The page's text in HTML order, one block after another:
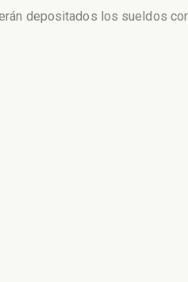
depositados los sueldos